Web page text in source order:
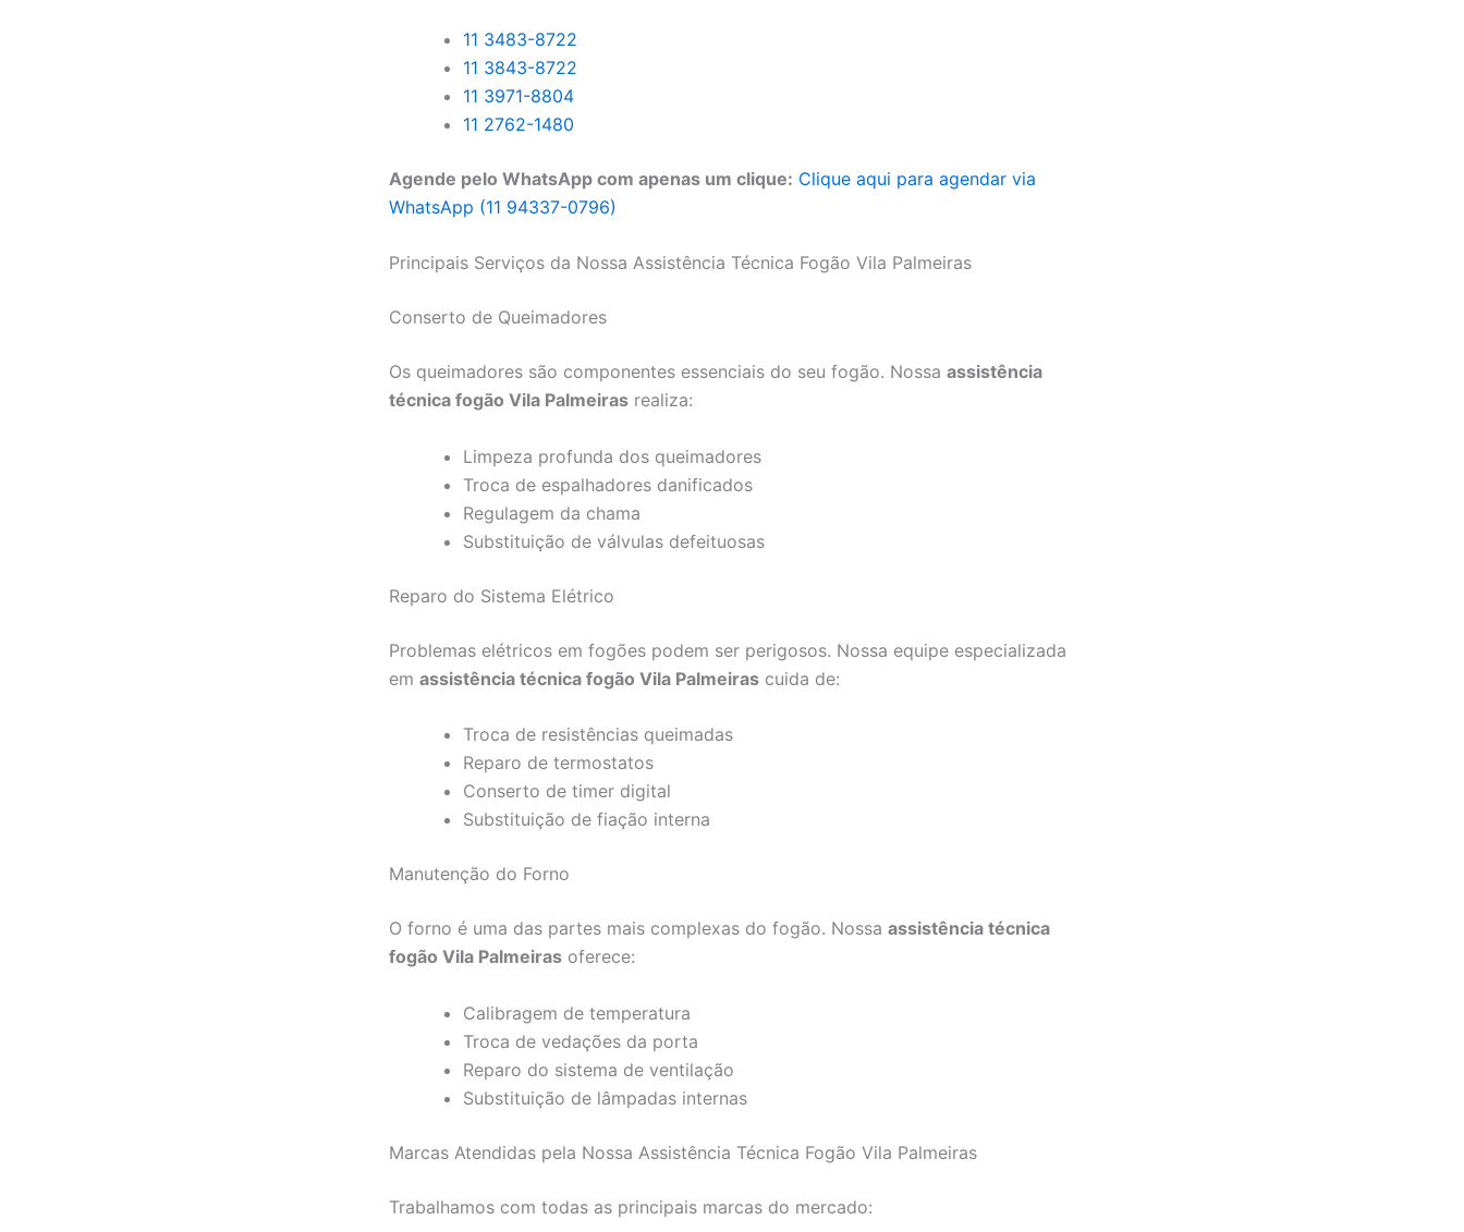
11 3483-8722
11 3843-8722
11 3971-8804
11 2762-1480
Agende pelo WhatsApp com apenas um clique: Clique aqui para agendar via
WhatsApp (11 94337-0796)
Principais Serviços da Nossa Assistência Técnica Fogão Vila Palmeiras
Conserto de Queimadores
Os queimadores são componentes essenciais do seu fogão. Nossa assistência
técnica fogão Vila Palmeiras realiza:
Limpeza profunda dos queimadores
Troca de espalhadores danificados
Regulagem da chama
Substituição de válvulas defeituosas
Reparo do Sistema Elétrico
Problemas elétricos em fogões podem ser perigosos. Nossa equipe especializada
em assistência técnica fogão Vila Palmeiras cuida de:
Troca de resistências queimadas
Reparo de termostatos
Conserto de timer digital
Substituição de fiação interna
Manutenção do Forno
O forno é uma das partes mais complexas do fogão. Nossa assistência técnica
fogão Vila Palmeiras oferece:
Calibragem de temperatura
Troca de vedações da porta
Reparo do sistema de ventilação
Substituição de lâmpadas internas
Marcas Atendidas pela Nossa Assistência Técnica Fogão Vila Palmeiras
Trabalhamos com todas as principais marcas do mercado: